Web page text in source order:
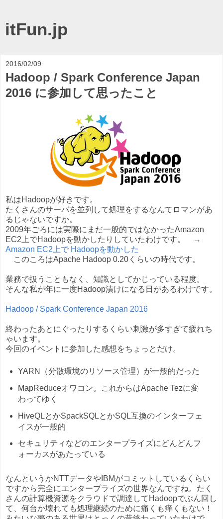
itFun.jp
2016/02/09
Hadoop / Spark Conference Japan
2016 に参加して思ったこと
私はHadoopが好きです。
たくさんのサーバを並列して処理をするなんてロマンがあ
るじゃないですか。
2009年ごろには実際にまだ一般的ではなかったAmazon
EC2上でHadoopを動かしたりしていたわけです。 →
Amazon EC2上で Hadoopを動かした
このころはApache Hadoop 0.20くらいの時代です。
業務で扱うこともなく、知識としてかじっている程度。
そんな私が年に一度Hadoop漬けになる日があるわけです。
Hadoop / Spark Conference Japan 2016
終わったあとにぐったりするくらい刺激が多すぎて疲れち
ゃいます。
今回のイベントに参加した感想をちょっとだけ。
YARN（分散環境のリソース管理）が一般的だった
MapReduceオワコン。これからはApache Tezに変
わってゆく
HiveQLとかSpackSQLとかSQL互換のインターフェ
イスが一般的
セキュリティなどのエンタープライズにどんどんフ
ォーカスがあたっている
なんというかNTTデータやIBMがコミットしているくらい
ですから完全にエンタープライズの世界なんですね。たく
さんの計算機資源をクラウドで調達してHadoopでぶん回し
て、何台か壊れても処理継続のために痛くも痒くもない！